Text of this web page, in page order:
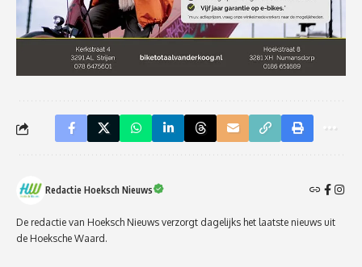
Redactie Hoeksch Nieuws
De redactie van Hoeksch Nieuws verzorgt dagelijks het laatste nieuws uit
de Hoeksche Waard.